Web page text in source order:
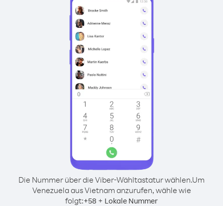
Die Nummer über die Viber-Wähltastatur wählen.Um
Venezuela aus Vietnam anzurufen, wähle wie
folgt:+58 + Lokale Nummer